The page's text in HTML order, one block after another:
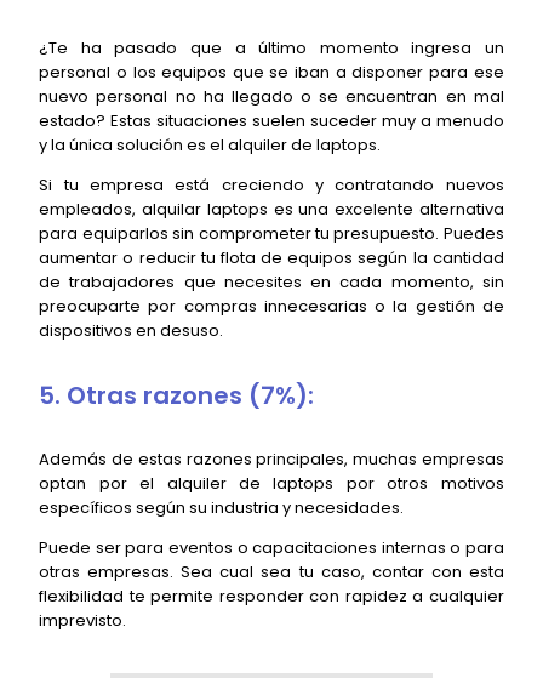
¿Te ha pasado que a último momento ingresa un
personal o los equipos que se iban a disponer para ese
nuevo personal no ha llegado o se encuentran en mal
estado? Estas situaciones suelen suceder muy a menudo
y la única solución es el alquiler de laptops.
Si tu empresa está creciendo y contratando nuevos
empleados, alquilar laptops es una excelente alternativa
para equiparlos sin comprometer tu presupuesto. Puedes
aumentar o reducir tu flota de equipos según la cantidad
de trabajadores que necesites en cada momento, sin
preocuparte por compras innecesarias o la gestión de
dispositivos en desuso.
5. Otras razones (7%):
Además de estas razones principales, muchas empresas
optan por el alquiler de laptops por otros motivos
específicos según su industria y necesidades.
Puede ser para eventos o capacitaciones internas o para
otras empresas. Sea cual sea tu caso, contar con esta
flexibilidad te permite responder con rapidez a cualquier
imprevisto.